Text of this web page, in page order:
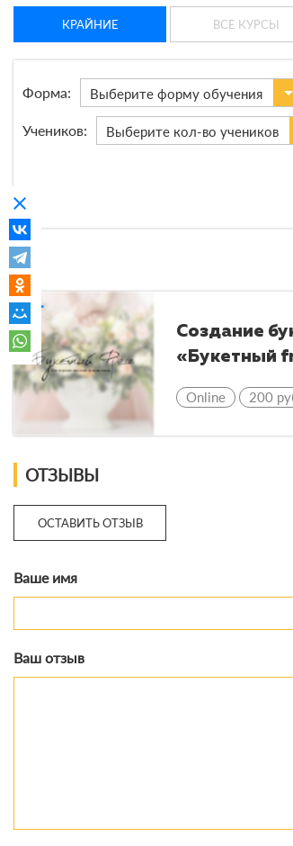
clear
КРАЙНИЕ ВСЕ КУРСЫ
Форма: Выберите форму обучения
Учеников: Выберите кол-во учеников
compare_arrows
Создание
«Букетный
Online 200
ОТЗЫВЫ
ОСТАВИТЬ ОТЗЫВ
Ваше имя
Ваш отзыв